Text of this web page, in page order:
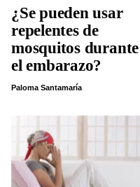
¿Se pueden usar
repelentes de
mosquitos durante
el embarazo?
Paloma Santamaría